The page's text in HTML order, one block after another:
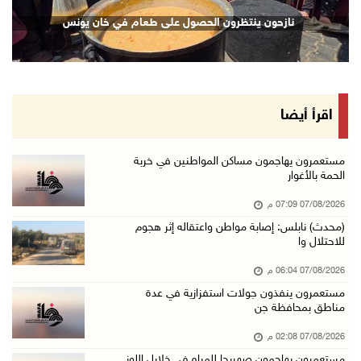
70 ألفا يؤدون صلاة الجمعة في المسجد الأقصى
07/آب/2026 02:29 م
الرئاسة تدين الهجمات الصاروخية على المملكة ال ...
مستعمرون ينفذون جولات استفزازية في عدة مناطق ...
أمين عام الجامعة العربية يحذر من نهج إسرائيل ...
مستعمرون يهاجمون صهريجا للمياه في خلايل اللوز ...
مستعمرون يهاجمون مجددا تجمع الكعابنة شرق الطي ...
أسعار النفط تواصل الصعود وسط مخاوف بشأن مستقب ...
07/آب/2026 10:25 ص
نازحون ينتظرون الحصول على طعام في خان يونس
اقرأ أيضا
مستعمرون يهاجمون مساكن المواطنين في خربة
الحمة بالأغوار
07/08/2026 07:09 م
(محدث) نابلس: إصابة مواطن واعتقاله إثر هجوم
للاحتلال وا
07/08/2026 06:04 م
مستعمرون ينفذون جولات استفزازية في عدة
مناطق بمحافظة جن
07/08/2026 02:08 م